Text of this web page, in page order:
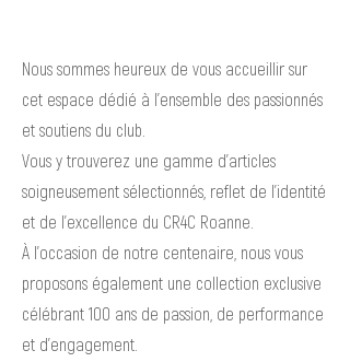
Nous sommes heureux de vous accueillir sur
cet espace dédié à l’ensemble des passionnés
et soutiens du club.
Vous y trouverez une gamme d’articles
soigneusement sélectionnés, reflet de l’identité
et de l’excellence du CR4C Roanne.
À l’occasion de notre centenaire, nous vous
proposons également une collection exclusive
célébrant 100 ans de passion, de performance
et d’engagement.